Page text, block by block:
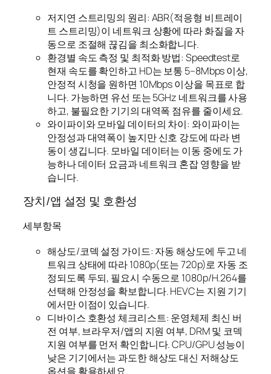
저지연 스트리밍의 원리: ABR(적응형 비트레이
트 스트리밍)이 네트워크 상황에 따라 화질을 자
동으로 조절해 끊김을 최소화합니다.
환경별 속도 측정 및 최적화 방법: Speedtest로
현재 속도를 확인하고 HD는 보통 5–8Mbps 이상,
안정적 시청을 원하면 10Mbps 이상을 목표로 합
니다. 가능하면 유선 또는 5GHz 네트워크를 사용
하고, 불필요한 기기의 대역폭 점유를 줄이세요.
와이파이와 모바일 데이터의 차이: 와이파이는
안정성과 대역폭이 높지만 신호 강도에 따라 변
동이 생깁니다. 모바일 데이터는 이동 중에도 가
능하나 데이터 요금과 네트워크 혼잡 영향을 받
습니다.
장치/앱 설정 및 호환성
세부항목
해상도/코덱 설정 가이드: 자동 해상도에 두고 네
트워크 상태에 따라 1080p(또는 720p)로 자동 조
정되도록 두되, 필요시 수동으로 1080p/H.264를
선택해 안정성을 확보합니다. HEVC는 지원 기기
에서만 이점이 있습니다.
디바이스 호환성 체크리스트: 운영체제 최신 버
전 여부, 브라우저/앱의 지원 여부, DRM 및 코덱
지원 여부를 먼저 확인합니다. CPU/GPU 성능이
낮은 기기에서는 과도한 해상도 대신 저해상도
옵션을 활용하세요.